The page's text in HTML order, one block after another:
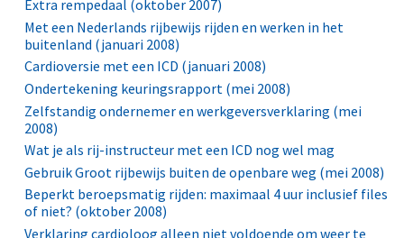
Extra rempedaal (oktober 2007)
Met een Nederlands rijbewijs rijden en werken in het
buitenland (januari 2008)
Cardioversie met een ICD (januari 2008)
Ondertekening keuringsrapport (mei 2008)
Zelfstandig ondernemer en werkgeversverklaring (mei
2008)
Wat je als rij-instructeur met een ICD nog wel mag
Gebruik Groot rijbewijs buiten de openbare weg (mei 2008)
Beperkt beroepsmatig rijden: maximaal 4 uur inclusief files
of niet? (oktober 2008)
Verklaring cardioloog alleen niet voldoende om weer te